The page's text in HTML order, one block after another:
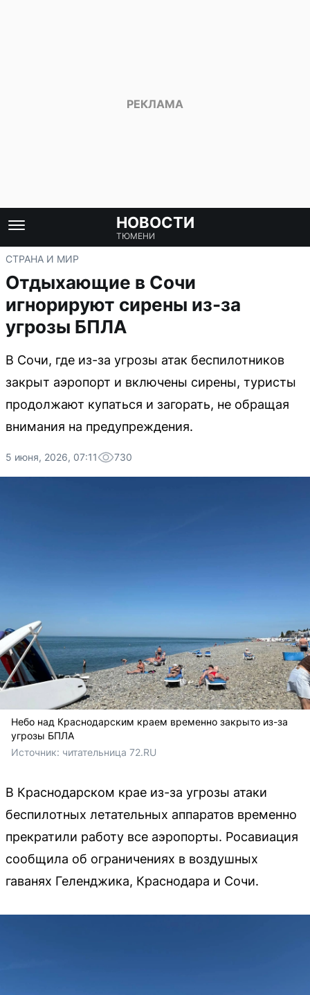
НОВОСТИ
ТЮМЕНИ
СТРАНА И МИР
Отдыхающие в Сочи
игнорируют сирены из-за
угрозы БПЛА
В Сочи, где из-за угрозы атак беспилотников
закрыт аэропорт и включены сирены, туристы
продолжают купаться и загорать, не обращая
внимания на предупреждения.
5 июня, 2026, 07:11 730
Небо над Краснодарским краем временно закрыто из-за
угрозы БПЛА
Источник: читательница 72.RU
В Краснодарском крае из-за угрозы атаки
беспилотных летательных аппаратов временно
прекратили работу все аэропорты. Росавиация
сообщила об ограничениях в воздушных
гаванях Геленджика, Краснодара и Сочи.